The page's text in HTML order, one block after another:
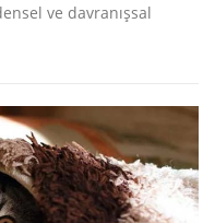
ve davranışsal